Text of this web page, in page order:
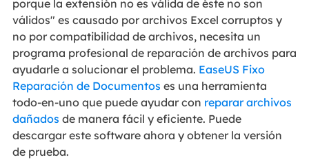
porque la extensión no es válida de éste no son
válidos" es causado por archivos Excel corruptos y
no por compatibilidad de archivos, necesita un
programa profesional de reparación de archivos para
ayudarle a solucionar el problema. EaseUS Fixo
Reparación de Documentos es una herramienta
todo-en-uno que puede ayudar con reparar archivos
dañados de manera fácil y eficiente. Puede
descargar este software ahora y obtener la versión
de prueba.